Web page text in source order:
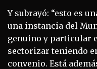
Y subrayó: “esto es
una instancia del
genuino y particular
sectorizar teniendo
convenio. Está